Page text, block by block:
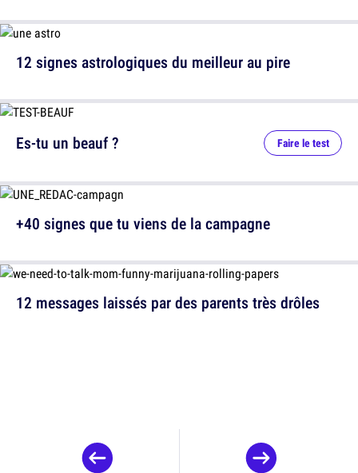
12 signes astrologiques du meilleur au pire
12 messages laissés par des parents très drôles
Es-tu un beauf ? Faire le test
+40 signes que tu viens de la campagne